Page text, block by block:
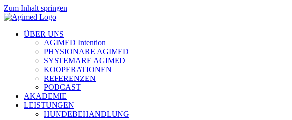
Zum Inhalt springen
ÜBER UNS
AGIMED Intention
PHYSIONARE AGIMED
SYSTEMARE AGIMED
KOOPERATIONEN
REFERENZEN
PODCAST
AKADEMIE
LEISTUNGEN
HUNDEBEHANDLUNG